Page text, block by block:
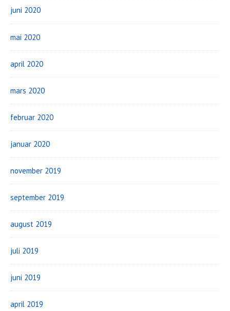
juni 2020
mai 2020
april 2020
mars 2020
februar 2020
januar 2020
november 2019
september 2019
august 2019
juli 2019
juni 2019
april 2019